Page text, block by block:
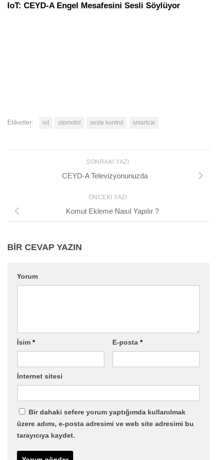
IoT: CEYD-A Engel Mesafesini Sesli Söylüyor
Etiketler: iot otomobil sesle kontrol smartcar
SONRAKI YAZI
CEYD-A Televizyonunuzda
ÖNCEKI YAZI
Komut Ekleme Nasıl Yapılır ?
BIR CEVAP YAZIN
Yorum
İsim * E-posta *
İnternet sitesi
Bir dahaki sefere yorum yaptığımda kullanılmak
üzere adımı, e-posta adresimi ve web site adresimi bu
tarayıcıya kaydet.